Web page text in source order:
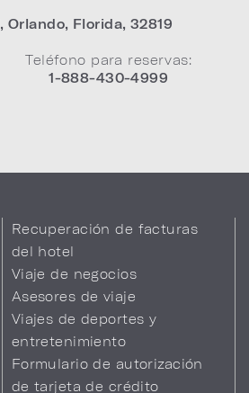
,Orlando, Florida, 32819
Teléfono para reservas:
1-888-430-4999
Recuperación de facturas
del hotel
Viaje de negocios
Asesores de viaje
Viajes de deportes y
entretenimiento
Formulario de autorización
de tarjeta de crédito